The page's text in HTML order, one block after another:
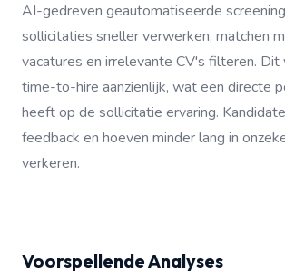
AI-gedreven geautomatiseerde
sollicitaties sneller verwerken, matchen
vacatures en irrelevante CV's filteren. Dit
time-to-hire aanzienlijk, wat een directe
heeft op de sollicitatie ervaring.
feedback en hoeven minder lang in
verkeren.
Voorspellende Analyses